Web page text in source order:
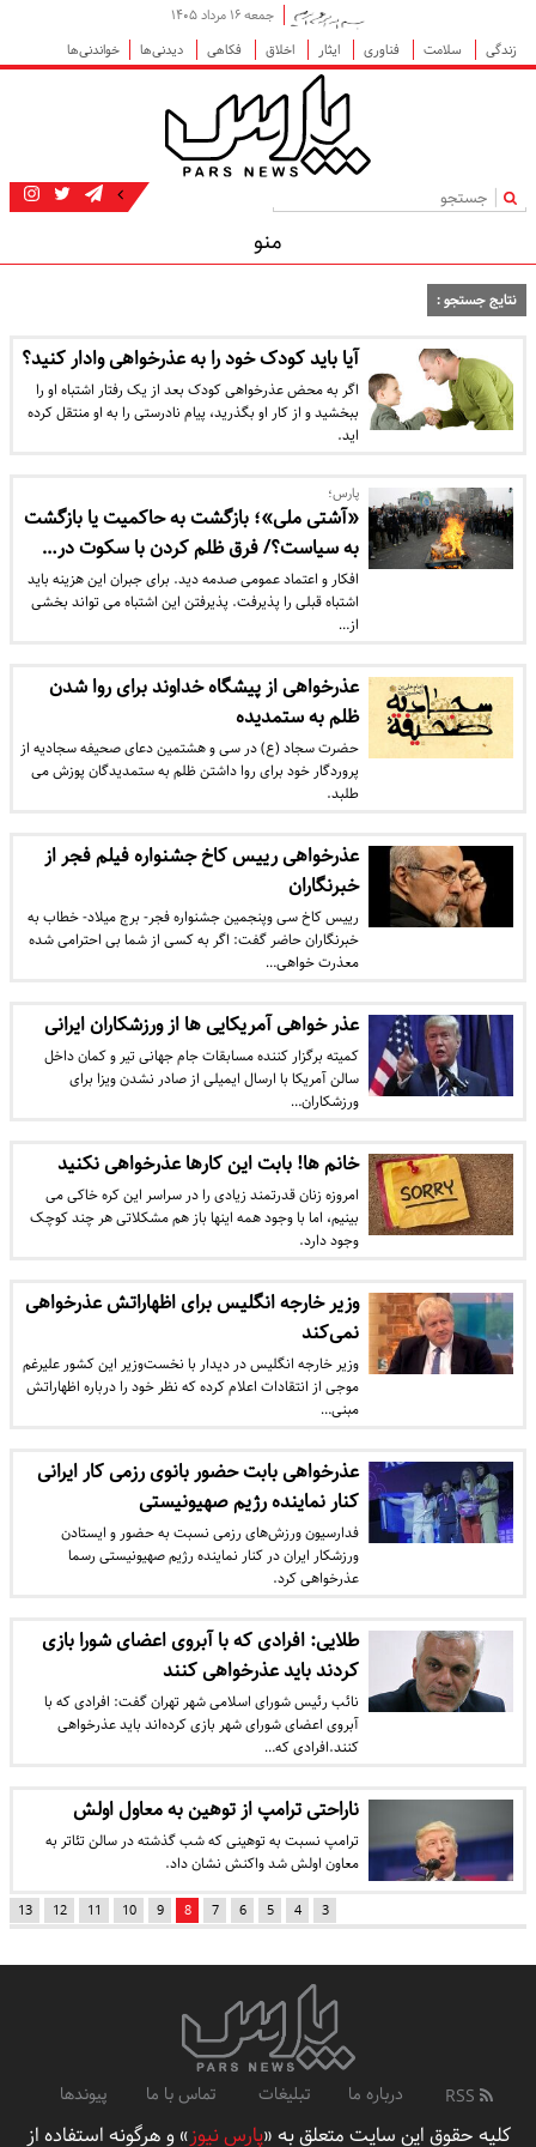
جمعه ۱۶ مرداد ۱۴۰۵
زندگی
سلامت فناوری ایثار اخلاق فکاهی دیدنی‌ها خواندنی‌ها
|
منو
نتایج جستجو :
آیا باید کودک خود را به عذرخواهی وادار کنید؟
اگر به محض عذرخواهی کودک بعد از یک رفتار اشتباه او را
ببخشید و از کار او بگذرید، پیام نادرستی را به او منتقل کرده
اید.
پارس؛
«آشتی ملی»؛ بازگشت به حاکمیت یا بازگشت
به سیاست؟/ فرق ظلم کردن با سکوت در…
افکار و اعتماد عمومی صدمه دید. برای جبران این هزینه باید
اشتباه قبلی را پذیرفت. پذیرفتن این اشتباه می تواند بخشی
از…
عذرخواهی از پیشگاه خداوند برای روا شدن
ظلم به ستمدیده
حضرت سجاد (ع) در سی و هشتمین دعای صحیفه سجادیه از
پروردگار خود برای روا داشتن ظلم به ستمدیدگان پوزش می
طلبد.
عذرخواهی رییس کاخ جشنواره فیلم فجر از
خبرنگاران
رییس کاخ سی وپنجمین جشنواره فجر- برج میلاد- خطاب به
خبرنگاران حاضر گفت: اگر به کسی از شما بی احترامی شده
معذرت خواهی…
عذر خواهی آمریکایی ها از ورزشکاران ایرانی
کمیته برگزار کننده مسابقات جام جهانی تیر و کمان داخل
سالن آمریکا با ارسال ایمیلی از صادر نشدن ویزا برای
ورزشکاران…
خانم ها! بابت این کارها عذرخواهی نکنید
امروزه زنان قدرتمند زیادی را در سراسر این کره خاکی می
بینیم، اما با وجود همه اینها باز هم مشکلاتی هر چند کوچک
وجود دارد.
وزیر خارجه انگلیس برای اظهاراتش عذرخواهی
نمی‌کند
وزیر خارجه انگلیس در دیدار با نخست‌وزیر این کشور علیرغم
موجی از انتقادات اعلام کرده که نظر خود را درباره اظهاراتش
مبنی…
عذرخواهی بابت حضور بانوی رزمی کار ایرانی
کنار نماینده رژیم صهیونیستی
فدارسیون‌ ورزش‌های رزمی نسبت به حضور و ایستادن
ورزشکار ایران در کنار نماینده رژیم صهیونیستی رسما
عذرخواهی کرد.
طلایی: افرادی که با آبروی اعضای شورا بازی
کردند باید عذرخواهی کنند
نائب رئیس شورای اسلامی شهر تهران گفت: افرادی که با
آبروی اعضای شورای شهر بازی کرده‌اند باید عذرخواهی
کنند.افرادی که…
ناراحتی ترامپ از توهین به معاول اولش
ترامپ نسبت به توهینی که شب گذشته در سالن تئاتر به
معاون اولش شد واکنش نشان داد.
3
4
5
6
7
8
9
10
11
12
13
درباره ما تبلیغات تماس با ما پیوندها
کلیه حقوق این سایت متعلق به «پارس نیوز» و هرگونه استفاده از